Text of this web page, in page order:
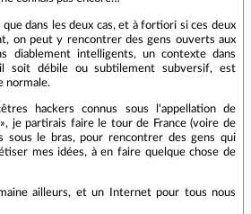
que dans les deux cas, et à fortiori si ces deux
on peut y rencontrer des gens ouverts aux
diablement intelligents, un contexte dans
soit débile ou subtilement subversif, est
normale.
hackers connus sous l'appellation de
je partirais faire le tour de France (voire de
sous le bras, pour rencontrer des gens qui
mes idées, à en faire quelque chose de
ailleurs, et un Internet pour tous nous